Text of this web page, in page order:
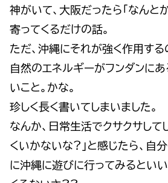
神がいて、大阪だったら「なんと
寄ってくるだけの話。
ただ、沖縄にそれが強く作用す
自然のエネルギーがフンダンに
いこと。かな。
珍しく長く書いてしまいました。
なんか、日常生活でクサクサして
くいかないな?」と感じたら、自
に沖縄に遊びに行ってみるとい